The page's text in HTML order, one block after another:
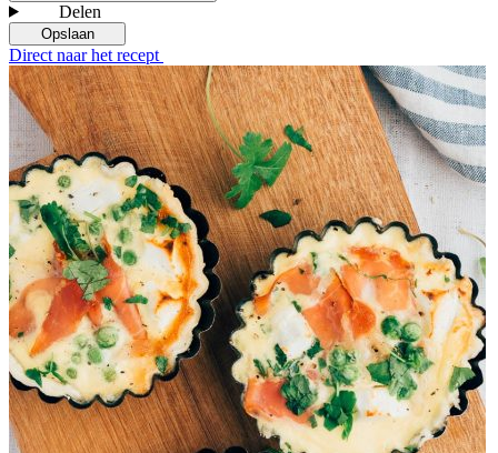
Delen
Opslaan
Direct naar het recept